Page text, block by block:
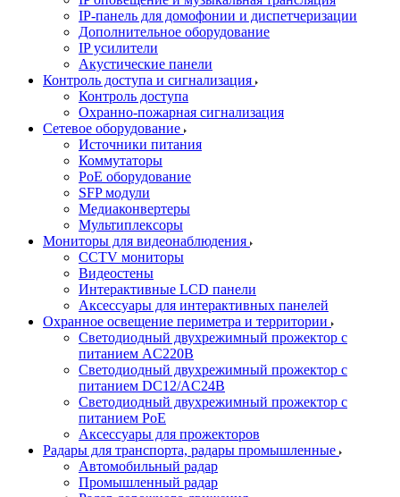
IP-панель для домофонии и диспетчеризации
Дополнительное оборудование
IP усилители
Акустические панели
Контроль доступа и сигнализация
Контроль доступа
Охранно-пожарная сигнализация
Сетевое оборудование
Источники питания
Коммутаторы
PoE оборудование
SFP модули
Медиаконвертеры
Мультиплексоры
Мониторы для видеонаблюдения
CCTV мониторы
Видеостены
Интерактивные LCD панели
Аксессуары для интерактивных панелей
Охранное освещение периметра и территории
Светодиодный двухрежимный прожектор с
питанием AC220В
Светодиодный двухрежимный прожектор с
питанием DC12/AC24В
Светодиодный двухрежимный прожектор с
питанием PoE
Аксессуары для прожекторов
Радары для транспорта, радары промышленные
Автомобильный радар
Промышленный радар